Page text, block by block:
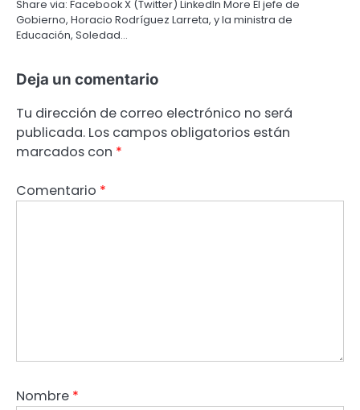
Share via: Facebook X (Twitter) LinkedIn More El jefe de
Gobierno, Horacio Rodríguez Larreta, y la ministra de
Educación, Soledad…
Deja un comentario
Tu dirección de correo electrónico no será
publicada. Los campos obligatorios están
marcados con *
Comentario *
Nombre *